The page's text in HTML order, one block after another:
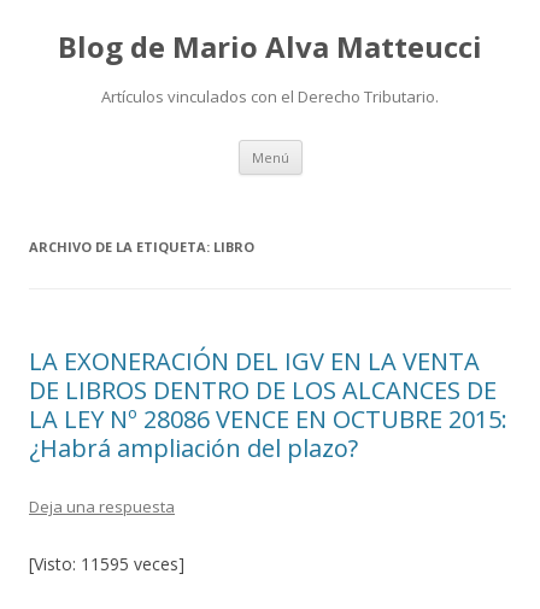
Blog de Mario Alva Matteucci
Artículos vinculados con el Derecho Tributario.
Menú Ir
contenido
ARCHIVO DE LA ETIQUETA: LIBRO
LA EXONERACIÓN DEL IGV EN LA VENTA
DE LIBROS DENTRO DE LOS ALCANCES DE
LA LEY Nº 28086 VENCE EN OCTUBRE 2015:
¿Habrá ampliación del plazo?
Deja una respuesta
[Visto: 11595 veces]